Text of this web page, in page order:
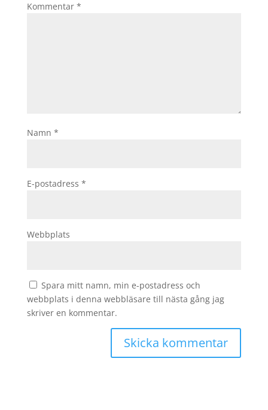
Kommentar *
Namn *
E-postadress *
Webbplats
Spara mitt namn, min e-postadress och
webbplats i denna webbläsare till nästa gång jag
skriver en kommentar.